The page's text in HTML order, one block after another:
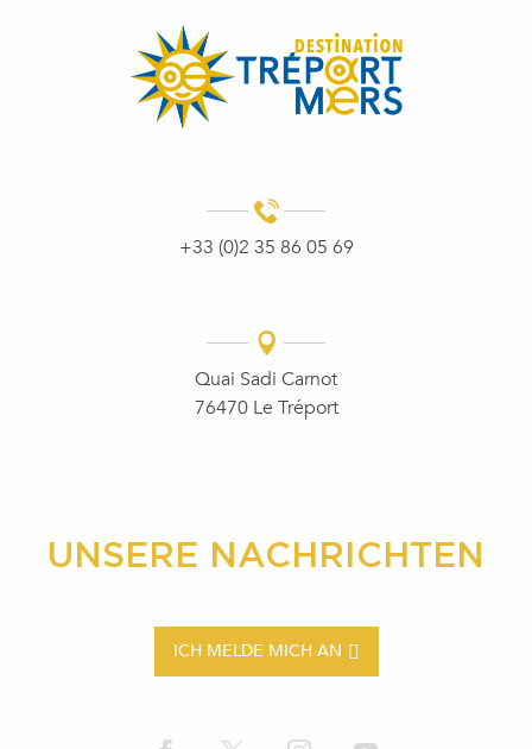
+33 (0)2 35 86 05 69
Quai Sadi Carnot
76470 Le Tréport
UNSERE NACHRICHTEN
ICH MELDE MICH AN